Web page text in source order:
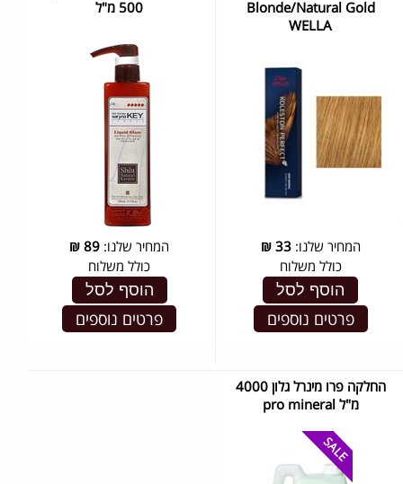
Blonde/Natural Gold
WELLA
המחיר שלנו:33
₪
כולל משלוח
הוסף לסל
פרטים נוספים
500 מ"ל
המחיר שלנו: 89
₪
כולל משלוח
הוסף לסל
פרטים נוספים
החלקה פרו מינרל גלון 4000
מ"ל pro mineral